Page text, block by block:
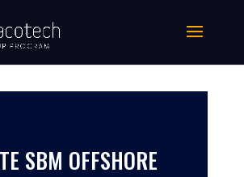
SBM OFFSHORE